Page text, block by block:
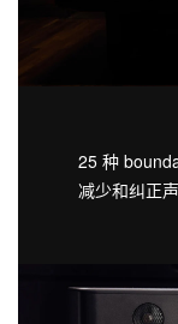
25 种
减少和纠正